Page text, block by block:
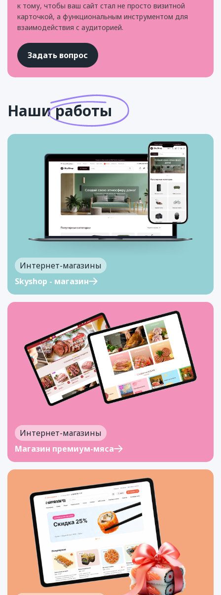
к тому, чтобы ваш сайт стал не просто визитной
карточкой, а функциональным инструментом для
взаимодействия с аудиторией.
Задать вопрос
Нашиработы
Интернет-магазины
Skyshop - магазин
Интернет-магазины
Магазин премиум-мяса